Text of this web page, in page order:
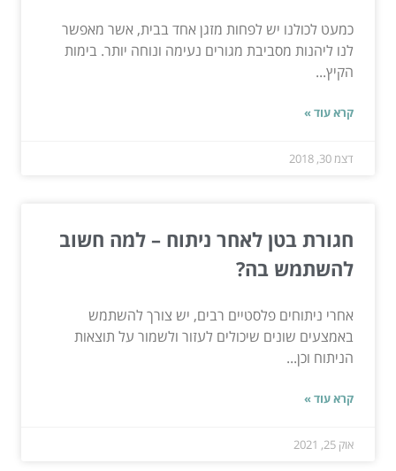
כמעט לכולנו יש לפחות מזגן אחד בבית, אשר מאפשר
לנו ליהנות מסביבת מגורים נעימה ונוחה יותר. בימות
הקיץ...
קרא עוד »
דצמ 30, 2018
חגורת בטן לאחר ניתוח – למה חשוב
להשתמש בה?
אחרי ניתוחים פלסטיים רבים, יש צורך להשתמש
באמצעים שונים שיכולים לעזור ולשמור על תוצאות
הניתוח וכן...
קרא עוד »
אוק 25, 2021